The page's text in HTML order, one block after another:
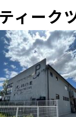
ィーク